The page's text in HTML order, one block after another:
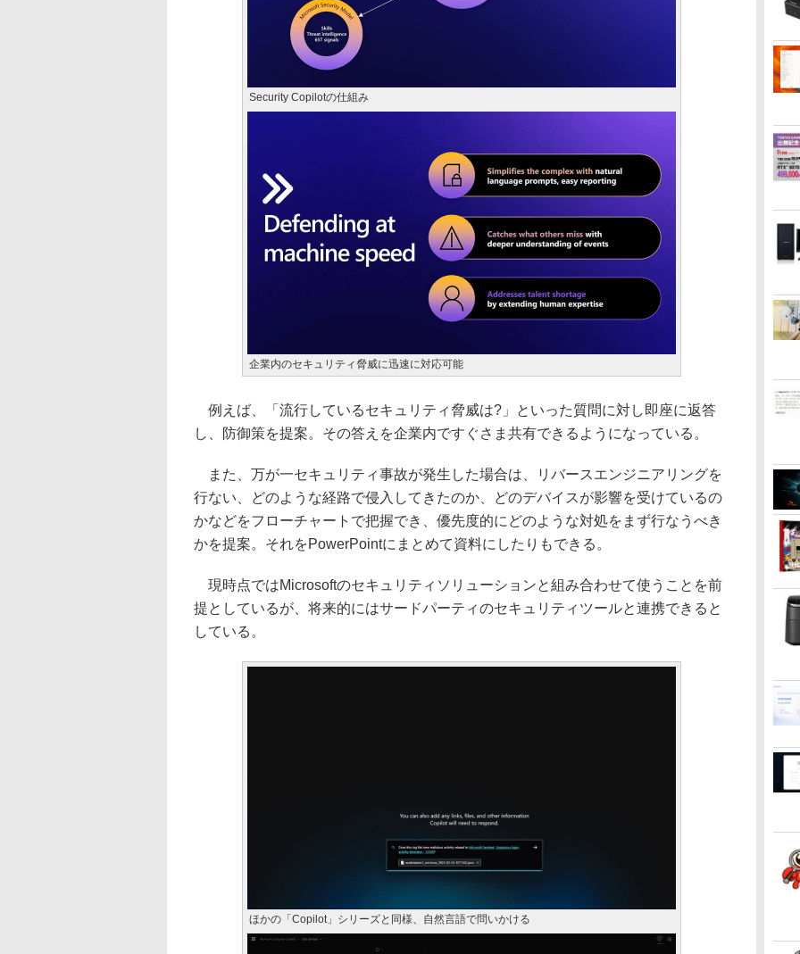
Security Copilotの仕組み
企業内のセキュリティ脅威に迅速に対応可能
例えば、「流行しているセキュリティ脅威は?」といった質問に対し即座に返答
し、防御策を提案。その答えを企業内ですぐさま共有できるようになっている。
また、万が一セキュリティ事故が発生した場合は、リバースエンジニアリングを
行ない、どのような経路で侵入してきたのか、どのデバイスが影響を受けているの
かなどをフローチャートで把握でき、優先度的にどのような対処をまず行なうべき
かを提案。それをPowerPointにまとめて資料にしたりもできる。
現時点ではMicrosoftのセキュリティソリューションと組み合わせて使うことを前
提としているが、将来的にはサードパーティのセキュリティツールと連携できると
している。
ほかの「Copilot」シリーズと同様、自然言語で問いかける